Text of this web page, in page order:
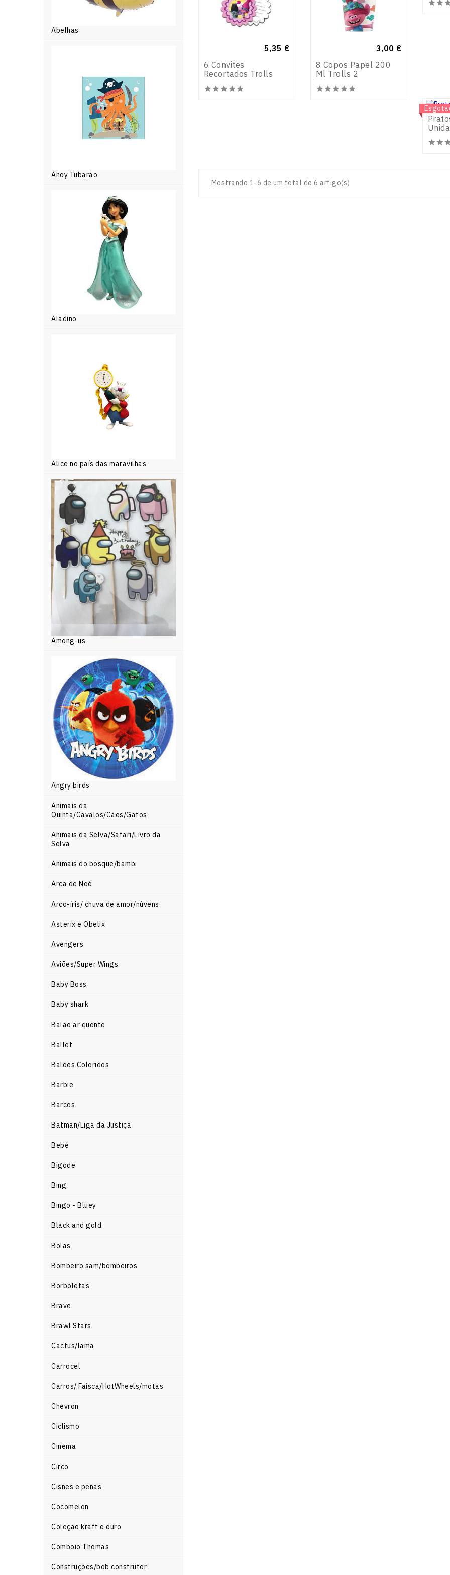
Abelhas
Ahoy Tubarão
Aladino
Alice no país das maravilhas
Among-us
Angry birds
Animais da
Quinta/Cavalos/Cães/Gatos
Animais da Selva/Safari/Livro da
Selva
Animais do bosque/bambi
Arca de Noé
Arco-íris/ chuva de amor/núvens
Asterix e Obelix
Avengers
Aviões/Super Wings
Baby Boss
Baby shark
Balão ar quente
Ballet
Balões Coloridos
Barbie
Barcos
Batman/Liga da Justiça
Bebé
Bigode
Bing
Bingo - Bluey
Black and gold
Bolas
Bombeiro sam/bombeiros
Borboletas
Brave
Brawl Stars
Cactus/lama
Carrocel
Carros/ Faísca/HotWheels/motas
Chevron
Ciclismo
Cinema
Circo
Cisnes e penas
Cocomelon
Coleção kraft e ouro
Comboio Thomas
Construções/bob construtor
Preço
5,35 €
6 Convites
Recortados Trolls

Preço
3,00 €
8 Copos Papel 200
Ml Trolls 2


Novo

Mostrando 1-6 de um total de 6 artigo(s)